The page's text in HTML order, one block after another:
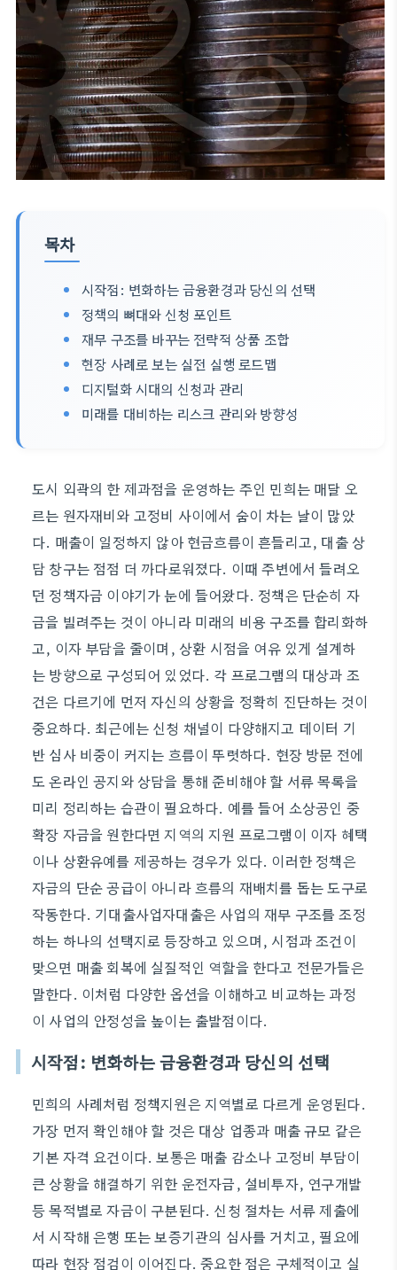
목차
시작점: 변화하는 금융환경과 당신의 선택
정책의 뼈대와 신청 포인트
재무 구조를 바꾸는 전략적 상품 조합
현장 사례로 보는 실전 실행 로드맵
디지털화 시대의 신청과 관리
미래를 대비하는 리스크 관리와 방향성
도시 외곽의 한 제과점을 운영하는 주인 민희는 매달 오
르는 원자재비와 고정비 사이에서 숨이 차는 날이 많았
다. 매출이 일정하지 않아 현금흐름이 흔들리고, 대출 상
담 창구는 점점 더 까다로워졌다. 이때 주변에서 들려오
던 정책자금 이야기가 눈에 들어왔다. 정책은 단순히 자
금을 빌려주는 것이 아니라 미래의 비용 구조를 합리화하
고, 이자 부담을 줄이며, 상환 시점을 여유 있게 설계하
는 방향으로 구성되어 있었다. 각 프로그램의 대상과 조
건은 다르기에 먼저 자신의 상황을 정확히 진단하는 것이
중요하다. 최근에는 신청 채널이 다양해지고 데이터 기
반 심사 비중이 커지는 흐름이 뚜렷하다. 현장 방문 전에
도 온라인 공지와 상담을 통해 준비해야 할 서류 목록을
미리 정리하는 습관이 필요하다. 예를 들어 소상공인 중
확장 자금을 원한다면 지역의 지원 프로그램이 이자 혜택
이나 상환유예를 제공하는 경우가 있다. 이러한 정책은
자금의 단순 공급이 아니라 흐름의 재배치를 돕는 도구로
작동한다. 기대출사업자대출은 사업의 재무 구조를 조정
하는 하나의 선택지로 등장하고 있으며, 시점과 조건이
맞으면 매출 회복에 실질적인 역할을 한다고 전문가들은
말한다. 이처럼 다양한 옵션을 이해하고 비교하는 과정
이 사업의 안정성을 높이는 출발점이다.
시작점: 변화하는 금융환경과 당신의 선택
민희의 사례처럼 정책지원은 지역별로 다르게 운영된다.
가장 먼저 확인해야 할 것은 대상 업종과 매출 규모 같은
기본 자격 요건이다. 보통은 매출 감소나 고정비 부담이
큰 상황을 해결하기 위한 운전자금, 설비투자, 연구개발
등 목적별로 자금이 구분된다. 신청 절차는 서류 제출에
서 시작해 은행 또는 보증기관의 심사를 거치고, 필요에
따라 현장 점검이 이어진다. 중요한 점은 구체적이고 실